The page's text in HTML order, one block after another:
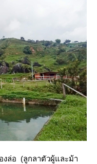
งล่อ (ลูกลาตัวผู้และม้า